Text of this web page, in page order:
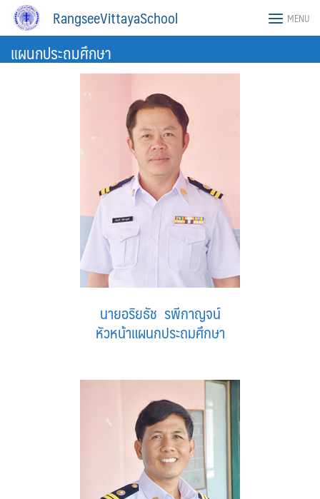
Skip
RangseeVittayaSchool MENU
แผนกประถมศึกษา
นายอริยธัช รพีกาญจน์
หัวหน้าแผนกประถมศึกษา